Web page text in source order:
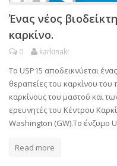
Ένας νέος
καρκίνο.
0 karkinaki
Το USP15 αποδεικνύεται
θεραπείες του καρκίνου του
καρκίνους του μαστού και
ερευνητές του Κέντρου
Washington (GW).Το ένζυμο
Read more